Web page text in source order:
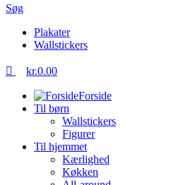
Søg
Plakater
Wallstickers
kr.0.00
Forside
Til børn
Wallstickers
Figurer
Til hjemmet
Kærlighed
Køkken